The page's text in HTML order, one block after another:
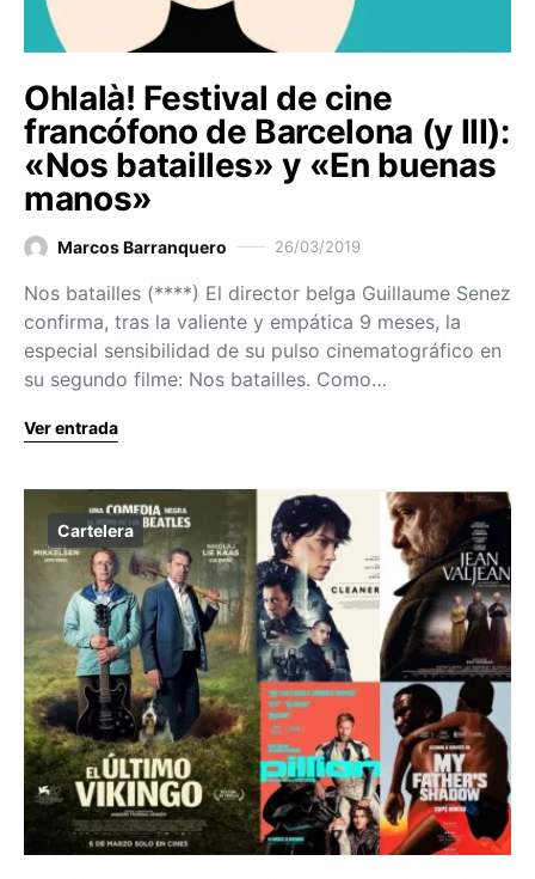
Ohlalà! Festival de cine
francófono de Barcelona (y III):
«Nos batailles» y «En buenas
manos»
Marcos Barranquero 26/03/2019
Nos batailles (****) El director belga Guillaume Senez
confirma, tras la valiente y empática 9 meses, la
especial sensibilidad de su pulso cinematográfico en
su segundo filme: Nos batailles. Como…
Ver entrada
Cartelera